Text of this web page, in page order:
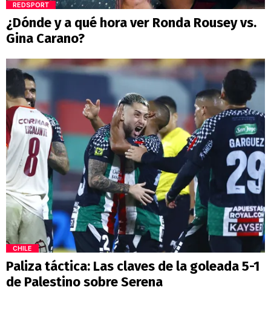
REDSPORT
¿Dónde y a qué hora ver Ronda Rousey vs.
Gina Carano?
CHILE
Paliza táctica: Las claves de la goleada 5-1
de Palestino sobre Serena